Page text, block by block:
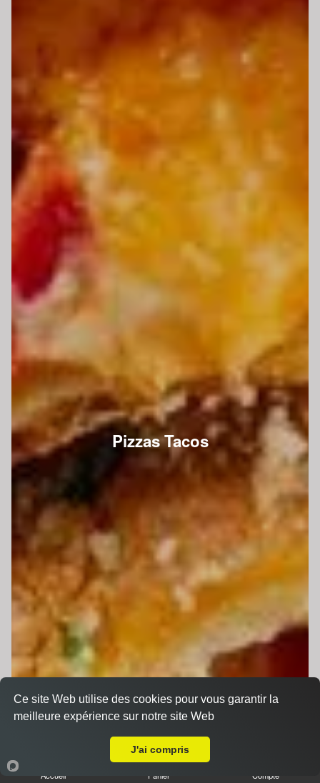
Pizzas Tacos
Accueil Panier Compte
Ce site Web utilise des cookies pour vous garantir la
meilleure expérience sur notre site Web
J'ai compris